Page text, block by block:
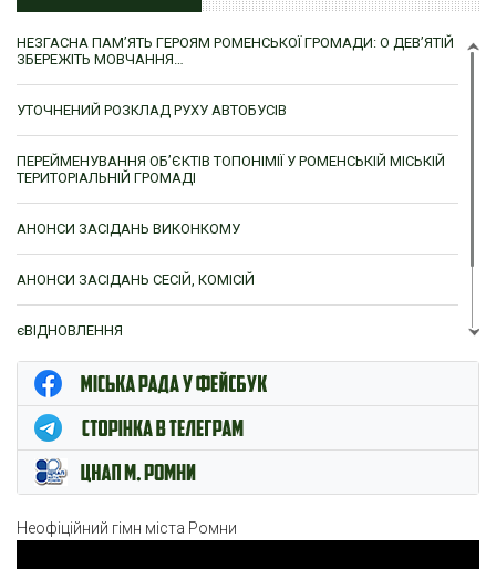
НЕЗГАСНА ПАМ’ЯТЬ ГЕРОЯМ РОМЕНСЬКОЇ ГРОМАДИ: О ДЕВ’ЯТІЙ
ЗБЕРЕЖІТЬ МОВЧАННЯ…
УТОЧНЕНИЙ РОЗКЛАД РУХУ АВТОБУСІВ
ПЕРЕЙМЕНУВАННЯ ОБ’ЄКТІВ ТОПОНІМІЇ У РОМЕНСЬКІЙ МІСЬКІЙ
ТЕРИТОРІАЛЬНІЙ ГРОМАДІ
АНОНСИ ЗАСІДАНЬ ВИКОНКОМУ
АНОНСИ ЗАСІДАНЬ СЕСІЙ, КОМІСІЙ
єВІДНОВЛЕННЯ
ЦНАП м. Ромни
Неофіційний гімн міста Ромни